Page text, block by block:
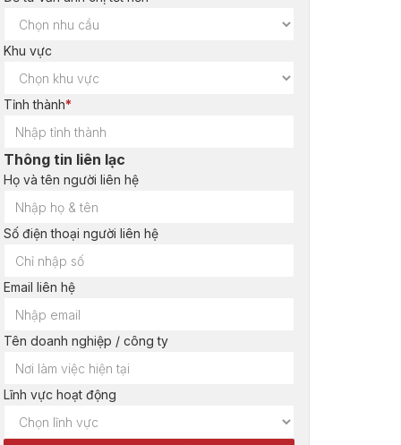
Khu vực
Tỉnh thành*
Thông tin liên lạc
Họ và tên người liên hệ
Số điện thoại người liên hệ
Email liên hệ
Tên doanh nghiệp / công ty
Lĩnh vực hoạt động